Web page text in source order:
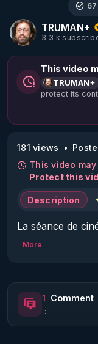
TRUMAN+
3.3 k
67
This video
TRUMAN+
protect its
181 views
This video
Protect this
Description
La séance de
- "Eddington"
https://
https://
More
1 Comment
: